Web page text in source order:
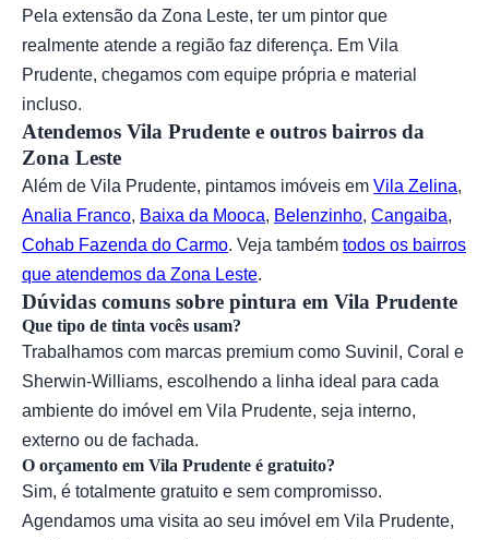
Pela extensão da Zona Leste, ter um pintor que
realmente atende a região faz diferença. Em Vila
Prudente, chegamos com equipe própria e material
incluso.
Atendemos Vila Prudente e outros bairros da
Zona Leste
Além de Vila Prudente, pintamos imóveis em Vila Zelina,
Analia Franco, Baixa da Mooca, Belenzinho, Cangaiba,
Cohab Fazenda do Carmo. Veja também todos os bairros
que atendemos da Zona Leste.
Dúvidas comuns sobre pintura em Vila Prudente
Que tipo de tinta vocês usam?
Trabalhamos com marcas premium como Suvinil, Coral e
Sherwin-Williams, escolhendo a linha ideal para cada
ambiente do imóvel em Vila Prudente, seja interno,
externo ou de fachada.
O orçamento em Vila Prudente é gratuito?
Sim, é totalmente gratuito e sem compromisso.
Agendamos uma visita ao seu imóvel em Vila Prudente,